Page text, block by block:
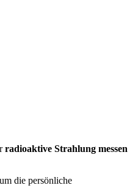
radioaktive Strahlung messen
die persönliche